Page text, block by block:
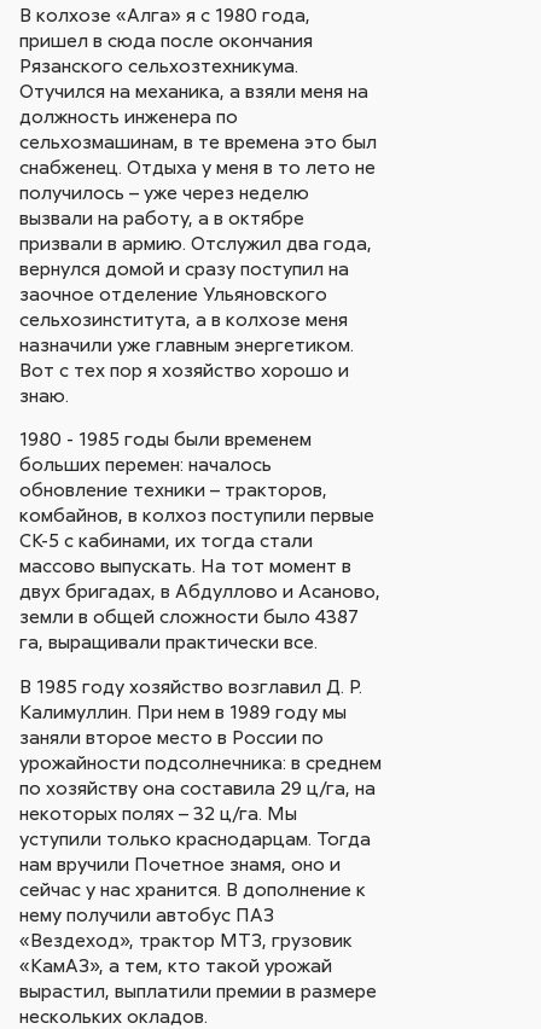
В колхозе «Алга» я с 1980 года,
пришел в сюда после окончания
Рязанского сельхозтехникума.
Отучился на механика, а взяли меня на
должность инженера по
сельхозмашинам, в те времена это был
снабженец. Отдыха у меня в то лето не
получилось – уже через неделю
вызвали на работу, а в октябре
призвали в армию. Отслужил два года,
вернулся домой и сразу поступил на
заочное отделение Ульяновского
сельхозинститута, а в колхозе меня
назначили уже главным энергетиком.
Вот с тех пор я хозяйство хорошо и
знаю.
1980 - 1985 годы были временем
больших перемен: началось
обновление техники – тракторов,
комбайнов, в колхоз поступили первые
СК-5 с кабинами, их тогда стали
массово выпускать. На тот момент в
двух бригадах, в Абдуллово и Асаново,
земли в общей сложности было 4387
га, выращивали практически все.
В 1985 году хозяйство возглавил Д. Р.
Калимуллин. При нем в 1989 году мы
заняли второе место в России по
урожайности подсолнечника: в среднем
по хозяйству она составила 29 ц/га, на
некоторых полях – 32 ц/га. Мы
уступили только краснодарцам. Тогда
нам вручили Почетное знамя, оно и
сейчас у нас хранится. В дополнение к
нему получили автобус ПАЗ
«Вездеход», трактор МТЗ, грузовик
«КамАЗ», а тем, кто такой урожай
вырастил, выплатили премии в размере
нескольких окладов.